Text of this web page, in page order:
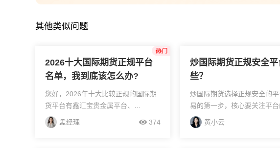
其他类似问题
2026十大国际期货正规平台
名单，我到底该怎么办?
您好，2026年十大比较正规的国际期
货平台有鑫汇宝贵金属平台、
TMGM、浦汇FxPro、ec平台、澳洲
百汇、德璞资本、XM、金荣中国、万
孟经理 374
炒国际期货正规安全
些？
炒国际期货选择正规安全的
易的第一步，核心要关注平台
资质、资金安全保障、交易工
以及客服响应速度。毕竟国际
黄小云